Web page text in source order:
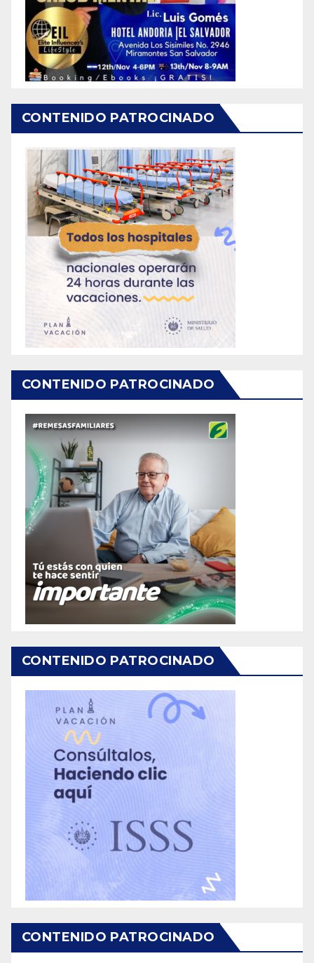
CONTENIDO PATROCINADO
CONTENIDO PATROCINADO
CONTENIDO PATROCINADO
CONTENIDO PATROCINADO